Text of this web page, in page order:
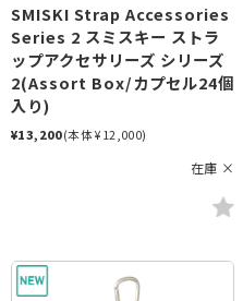
SMISKI Strap Accessories
Series 2 スミスキー ストラ
ップアクセサリーズ シリーズ
2(Assort Box/カプセル24個
入り)
¥13,200(本体 ¥12,000)
在庫 ×